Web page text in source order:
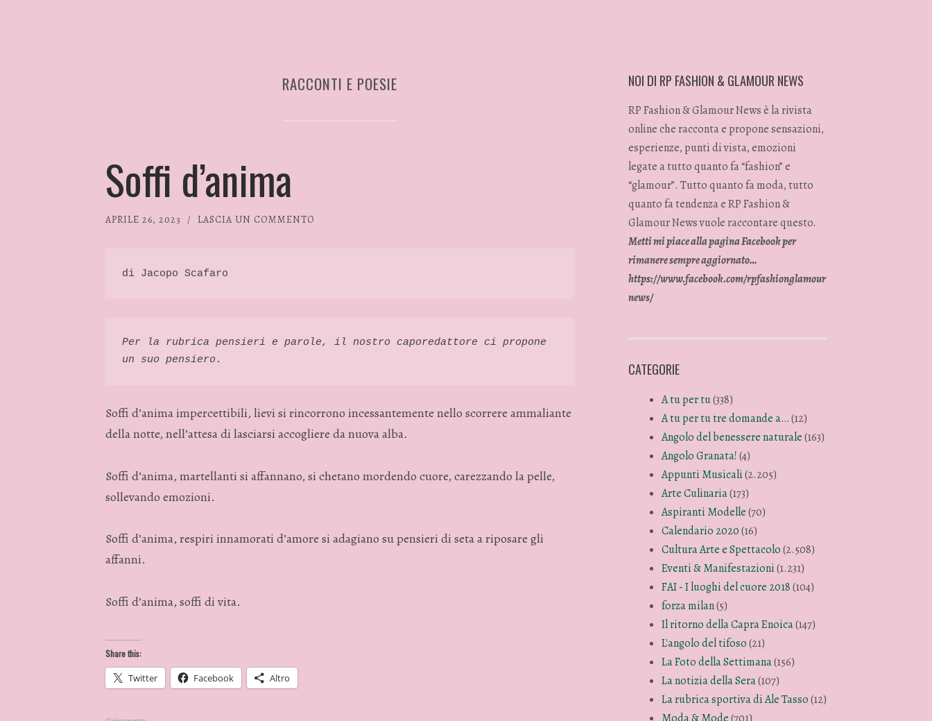
RACCONTI E POESIE
Soffi d’anima
APRILE 26, 2023 / LASCIA UN COMMENTO
di Jacopo Scafaro
Per la rubrica pensieri e parole, il nostro caporedattore ci propone
un suo pensiero.
Soffi d’anima impercettibili, lievi si rincorrono incessantemente nello scorrere ammaliante
della notte, nell’attesa di lasciarsi accogliere da nuova alba.
Soffi d’anima, martellanti si affannano, si chetano mordendo cuore, carezzando la pelle,
sollevando emozioni.
Soffi d’anima, respiri innamorati d’amore si adagiano su pensieri di seta a riposare gli
affanni.
Soffi d’anima, soffi di vita.
Share this:
Twitter Facebook Altro
NOI DI RP FASHION & GLAMOUR NEWS
RP Fashion & Glamour News è la rivista
online che racconta e propone sensazioni,
esperienze, punti di vista, emozioni
legate a tutto quanto fa “fashion” e
“glamour”. Tutto quanto fa moda, tutto
quanto fa tendenza e RP Fashion &
Glamour News vuole raccontare questo.
Metti mi piace alla pagina Facebook per
rimanere sempre aggiornato…
https://www.facebook.com/rpfashionglamour
news/
CATEGORIE
A tu per tu(338)
A tu per tu tre domande a…(12)
Angolo del benessere naturale(163)
Angolo Granata!(4)
Appunti Musicali(2.205)
Arte Culinaria(173)
Aspiranti Modelle(70)
Calendario 2020(16)
Cultura Arte e Spettacolo(2.508)
Eventi & Manifestazioni(1.231)
FAI - I luoghi del cuore 2018(104)
forza milan(5)
Il ritorno della Capra Enoica(147)
L'angolo del tifoso(21)
La Foto della Settimana(156)
La notizia della Sera(107)
La rubrica sportiva di Ale Tasso(12)